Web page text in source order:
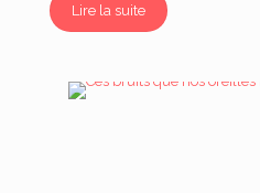
Lire la suite